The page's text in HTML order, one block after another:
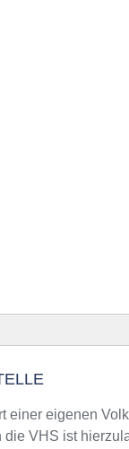
Straelen Präsenz
an VHS-
einer eigenen
VHS ist